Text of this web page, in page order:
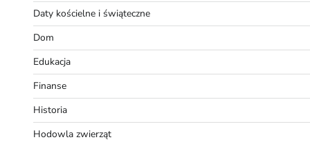
Daty kościelne i świąteczne
Dom
Edukacja
Finanse
Historia
Hodowla zwierząt